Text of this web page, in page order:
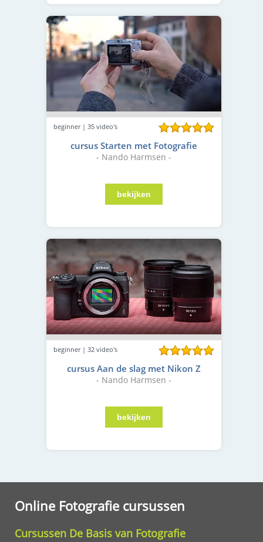
beginner | 35 video's
cursus Starten met Fotografie
- Nando Harmsen -
beginner | 32 video's
cursus Aan de slag met Nikon Z
- Nando Harmsen -
Online Fotografie cursussen
Cursussen De Basis van Fotografie